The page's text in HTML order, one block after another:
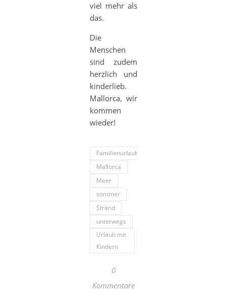
viel mehr als
das.
Die
Menschen
sind zudem
herzlich und
kinderlieb.
Mallorca, wir
kommen
wieder!
Familienurlaub
Mallorca
Meer
sommer
Strand
unterwegs
Urlaub mit
Kindern
0
Kommentare